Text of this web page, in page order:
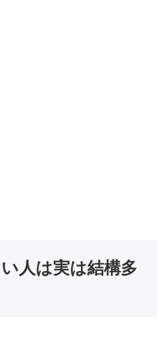
人は実は結構多